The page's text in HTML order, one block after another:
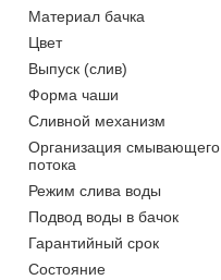
Материал бачка
Цвет
Выпуск (слив)
Форма чаши
Сливной механизм
Организация смывающего
потока
Режим слива воды
Подвод воды в бачок
Гарантийный срок
Состояние